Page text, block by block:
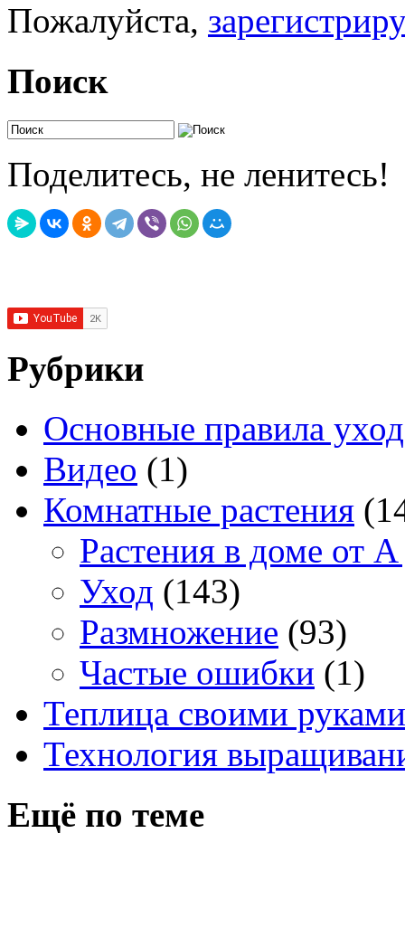
Пожалуйста,
Поиск
Поделитесь, не ленитесь!
Рубрики
Основные правила
Видео (1)
Комнатные растения
Растения в доме от
Уход (143)
Размножение (93)
Частые ошибки (1)
Теплица своими руками
Технология
Ещё по теме